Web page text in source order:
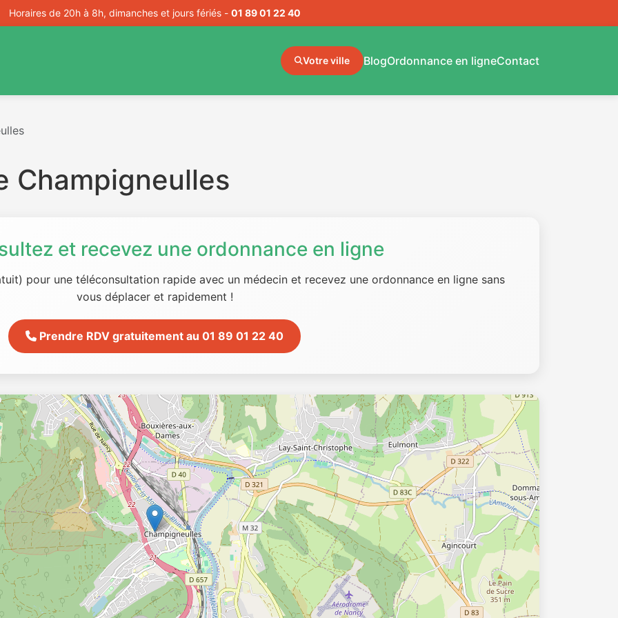
Horaires de 20h à 8h, dimanches et jours fériés - 01 89 01 22 40
Votre ville BlogOrdonnance en ligneContact
Champigneulles
et recevez une ordonnance en ligne
pour une téléconsultation rapide avec un médecin et recevez une ordonnance en ligne sans
vous déplacer et rapidement !
Prendre RDV gratuitement au 01 89 01 22 40